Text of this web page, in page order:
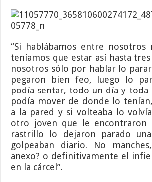
“Si hablábamos entre nosotros
teníamos que estar así hasta
nosotros sólo por hablar lo
pegaron bien feo, luego lo
podía sentar, todo un día y toda
podía mover de donde lo
a la pared y si volteaba lo
otro joven que le encontraron
rastrillo lo dejaron parado
golpeaban diario. No
anexo? o definitivamente el
en la cárcel”.